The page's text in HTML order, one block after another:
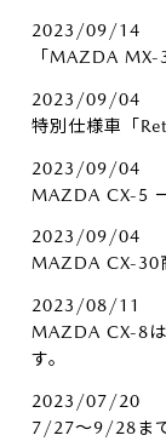
2023/09/14
「MAZDA
2023/09/04
特別仕様車「
2023/09/04
MAZDA CX-5
2023/09/04
MAZDA CX-30
2023/08/11
MAZDA CX-8
す。
2023/07/20
7/27～9/28ま